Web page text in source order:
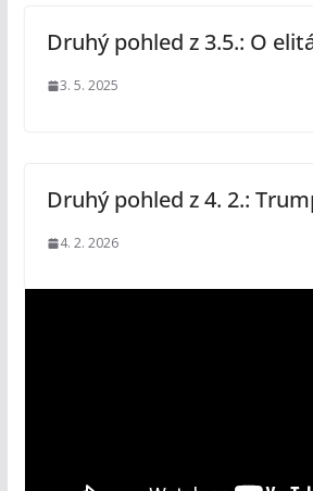
Druhý pohled z 3.5.: O
3. 5. 2025
Druhý pohled z 4. 2.:
4. 2. 2026